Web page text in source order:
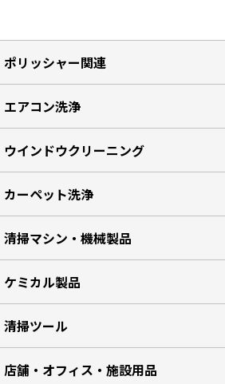
ポリッシャー関連
エアコン洗浄
ウインドウクリーニング
カーペット洗浄
清掃マシン・機械製品
ケミカル製品
清掃ツール
店舗・オフィス・施設用品